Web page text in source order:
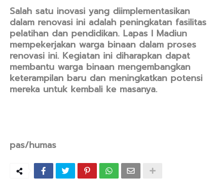
Salah satu inovasi yang diimplementasikan
dalam renovasi ini adalah peningkatan fasilitas
pelatihan dan pendidikan. Lapas I Madiun
mempekerjakan warga binaan dalam proses
renovasi ini. Kegiatan ini diharapkan dapat
membantu warga binaan mengembangkan
keterampilan baru dan meningkatkan potensi
mereka untuk kembali ke masanya.
pas/humas